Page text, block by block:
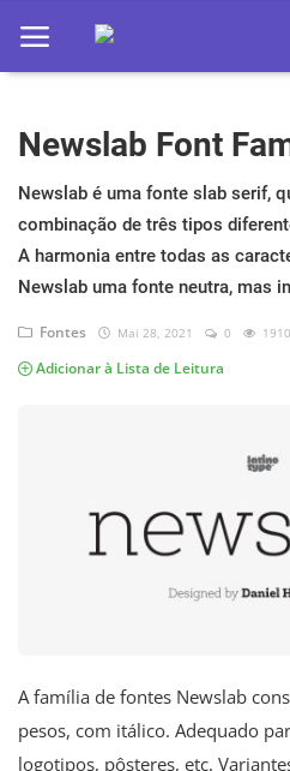
Home
Apps
Ebooks
Games
Newslab Font
Newslab é uma fonte slab serif,
combinação de três tipos
A harmonia entre todas as
Newslab uma fonte neutra, mas
Fontes Mai 28, 2021 0 1910
Adicionar à Lista de Leitura
A família de fontes Newslab
pesos, com itálico. Adequado
logotipos, pôsteres, etc.